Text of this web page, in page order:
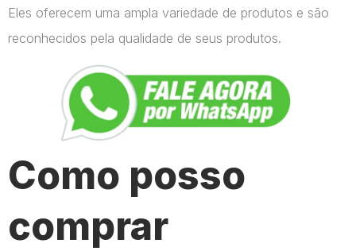
Eles oferecem uma ampla variedade de produtos e são
reconhecidos pela qualidade de seus produtos.
Como posso
comprar